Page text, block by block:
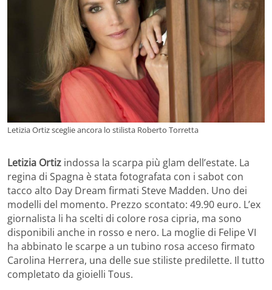
Letizia Ortiz sceglie ancora lo stilista Roberto Torretta
Letizia Ortiz indossa la scarpa più glam dell’estate. La
regina di Spagna è stata fotografata con i sabot con
tacco alto Day Dream firmati Steve Madden. Uno dei
modelli del momento. Prezzo scontato: 49.90 euro. L’ex
giornalista li ha scelti di colore rosa cipria, ma sono
disponibili anche in rosso e nero. La moglie di Felipe VI
ha abbinato le scarpe a un tubino rosa acceso firmato
Carolina Herrera, una delle sue stiliste predilette. Il tutto
completato da gioielli Tous.